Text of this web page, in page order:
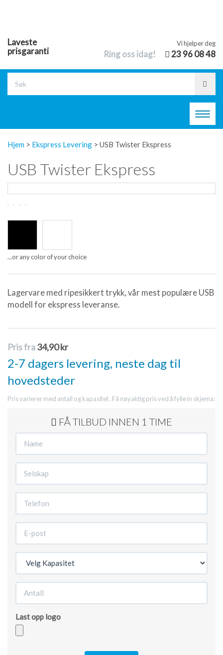
Laveste
prisgaranti
Vi hjelper deg
Ring oss idag! 23 96 08 48
Hjem > Ekspress Levering > USB Twister Ekspress
USB Twister Ekspress
...or any color of your choice
Lagervare med ripesikkert trykk, vår mest populære USB
modell for ekspress leveranse.
Pris fra34,90 kr
2-7 dagers levering, neste dag til
hovedsteder
Pris varierer med antall og kapasitet . Få nøyaktig pris ved å fylle in skjema:
FÅ TILBUD INNEN 1 TIME
Last opp logo